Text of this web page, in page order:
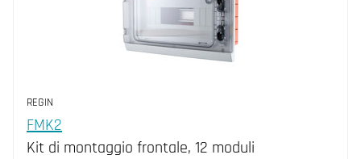
REGIN
FMK2
Kit di montaggio frontale, 12 moduli